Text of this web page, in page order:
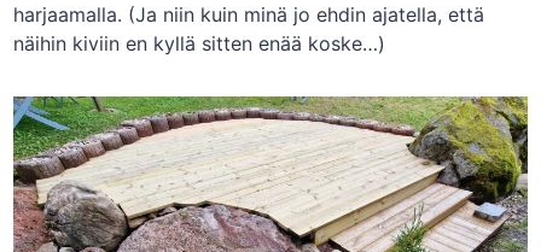
harjaamalla. (Ja niin kuin minä jo ehdin ajatella, että
näihin kiviin en kyllä sitten enää koske…)